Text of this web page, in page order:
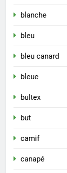
blanche
bleu
bleu canard
bleue
bultex
but
camif
canapé